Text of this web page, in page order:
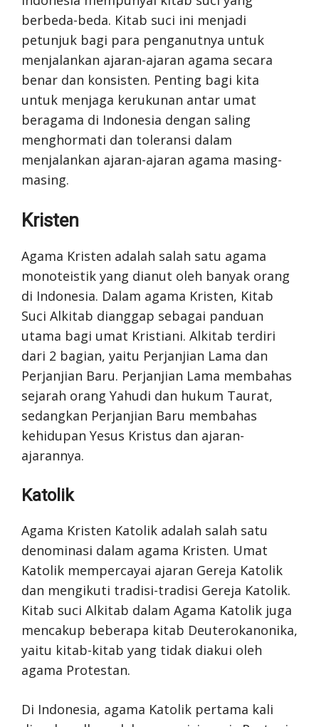
berbeda-beda. Kitab suci ini menjadi
petunjuk bagi para penganutnya untuk
menjalankan ajaran-ajaran agama secara
benar dan konsisten. Penting bagi kita
untuk menjaga kerukunan antar umat
beragama di Indonesia dengan saling
menghormati dan toleransi dalam
menjalankan ajaran-ajaran agama masing-
masing.
Kristen
Agama Kristen adalah salah satu agama
monoteistik yang dianut oleh banyak orang
di Indonesia. Dalam agama Kristen, Kitab
Suci Alkitab dianggap sebagai panduan
utama bagi umat Kristiani. Alkitab terdiri
dari 2 bagian, yaitu Perjanjian Lama dan
Perjanjian Baru. Perjanjian Lama membahas
sejarah orang Yahudi dan hukum Taurat,
sedangkan Perjanjian Baru membahas
kehidupan Yesus Kristus dan ajaran-
ajarannya.
Katolik
Agama Kristen Katolik adalah salah satu
denominasi dalam agama Kristen. Umat
Katolik mempercayai ajaran Gereja Katolik
dan mengikuti tradisi-tradisi Gereja Katolik.
Kitab suci Alkitab dalam Agama Katolik juga
mencakup beberapa kitab Deuterokanonika,
yaitu kitab-kitab yang tidak diakui oleh
agama Protestan.
Di Indonesia, agama Katolik pertama kali